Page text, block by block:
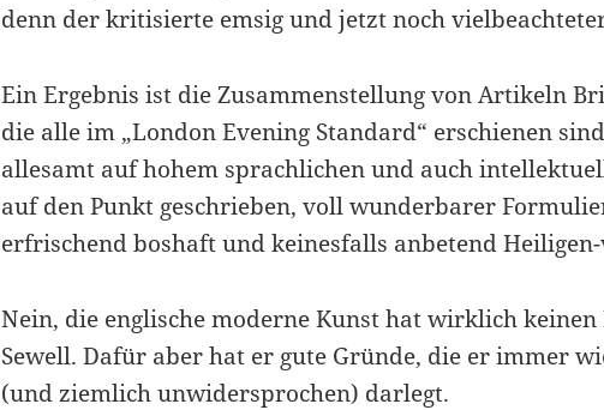
denn der kritisierte emsig und jetzt noch
Ein Ergebnis ist die Zusammenstellung von Artikeln
die alle im „London Evening Standard“ erschienen
allesamt auf hohem sprachlichen und auch
auf den Punkt geschrieben, voll wunderbarer
erfrischend boshaft und keinesfalls anbetend
Nein, die englische moderne Kunst hat wirklich keinen
Sewell. Dafür aber hat er gute Gründe, die er immer
(und ziemlich unwidersprochen) darlegt.